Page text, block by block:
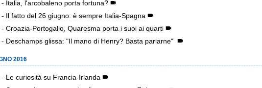
- Italia, l'arcobaleno porta fortuna?
- Il fatto del 26 giugno: è sempre Italia-Spagna
- Croazia-Portogallo, Quaresma porta i suoi ai quarti
- Deschamps glissa: "Il mano di Henry? Basta parlarne"
2016
- Le curiosità su Francia-Irlanda